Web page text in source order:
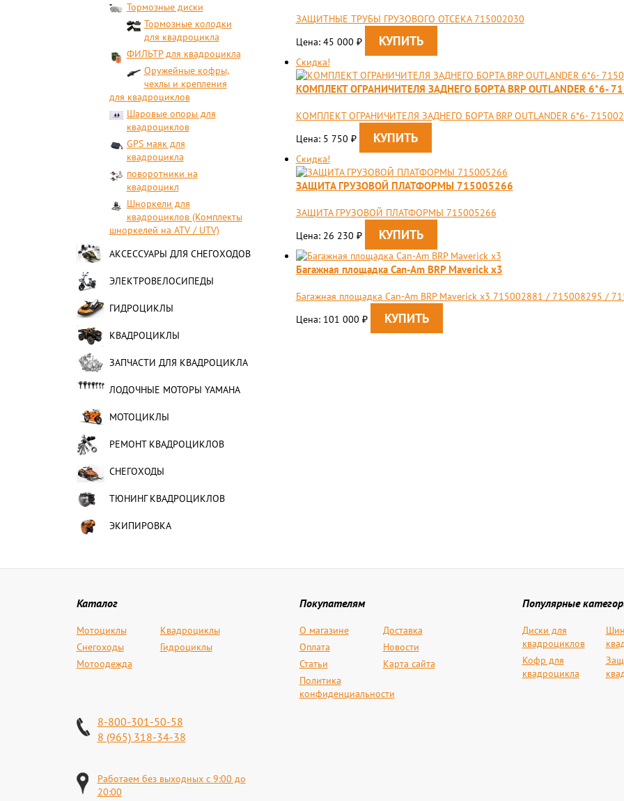
Тормозные диски
Тормозные колодки
для квадроцикла
ФИЛЬТР для квадроцикла
Оружейные кофры,
чехлы и крепления
для квадроциклов
Шаровые опоры для
квадроциклов
GPS маяк для
квадроцикла
поворотники на
квадроцикл
Шноркели для
квадроциклов (Комплекты
шноркелей на ATV / UTV)
АКСЕССУАРЫ ДЛЯ СНЕГОХОДОВ
ЭЛЕКТРОВЕЛОСИПЕДЫ
ГИДРОЦИКЛЫ
КВАДРОЦИКЛЫ
ЗАПЧАСТИ ДЛЯ КВАДРОЦИКЛА
ЛОДОЧНЫЕ МОТОРЫ YAMAHA
МОТОЦИКЛЫ
РЕМОНТ КВАДРОЦИКЛОВ
СНЕГОХОДЫ
ТЮНИНГ КВАДРОЦИКЛОВ
ЭКИПИРОВКА
ЗАЩИТНЫЕ ТРУБЫ ГРУЗОВОГО ОТСЕКА 715002030
Цена: 45 000 ₽
Скидка!
КОМПЛЕКТ ОГРАНИЧИТЕЛЯ ЗАДНЕГО БОРТА BRP OUTLANDER 6*6-
КОМПЛЕКТ ОГРАНИЧИТЕЛЯ ЗАДНЕГО БОРТА BRP OUTLANDER 6*6-
Цена: 5 750 ₽
Скидка!
ЗАЩИТА ГРУЗОВОЙ ПЛАТФОРМЫ 715005266
ЗАЩИТА ГРУЗОВОЙ ПЛАТФОРМЫ 715005266
Цена: 26 230 ₽
Багажная площадка Can-Am BRP Maverick x3
Багажная площадка Can-Am BRP Maverick x3 715002881 / 715008295 /
Цена: 101 000 ₽
Каталог
Мотоциклы
Квадроциклы
Снегоходы
Гидроциклы
Мотоодежда
Покупателям
О магазине
Доставка
Оплата
Новости
Статьи
Карта сайта
Политика
конфиденциальности
Популярные
Диски для
квадроциклов
Кофр для
квадроцикла
8-800-301-50-58
8 (965) 318-34-38
Работаем без выходных с 9:00 до
20:00